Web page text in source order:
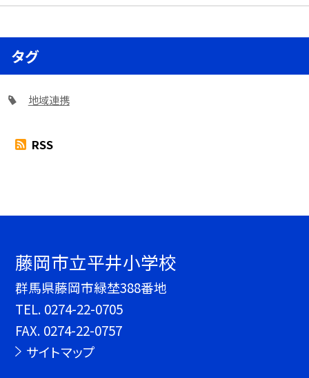
タグ
地域連携
RSS
藤岡市立平井小学校
群馬県藤岡市緑埜388番地
TEL. 0274-22-0705
FAX. 0274-22-0757
サイトマップ